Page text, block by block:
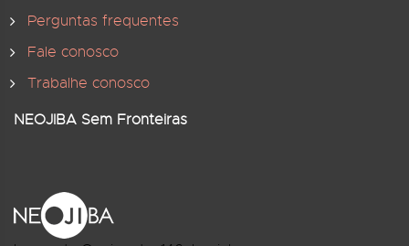
Perguntas frequentes
Fale conosco
Trabalhe conosco
NEOJIBA Sem Fronteiras